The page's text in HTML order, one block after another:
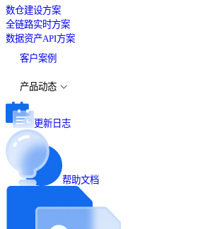
数仓建设方案
全链路实时方案
数据资产API方案
客户案例
产品动态
更新日志
帮助文档